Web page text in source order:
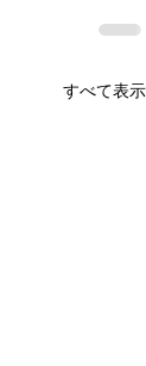
すべて表示